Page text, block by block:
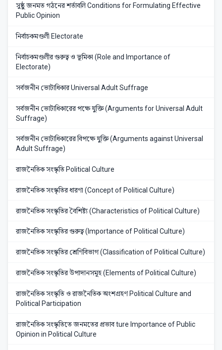
সুষ্ঠু জনমত গঠনের শর্তাবলি Conditions for Formulating Effective
Public Opinion
নির্বাচকমণ্ডলী Electorate
নির্বাচকমণ্ডলীর গুরুত্ব ও ভূমিকা (Role and Importance of
Electorate)
সর্বজনীন ভোটাধিকার Universal Adult Suffrage
সর্বজনীন ভোটাধিকারের পক্ষে যুক্তি (Arguments for Universal Adult
Suffrage)
সর্বজনীন ভোটাধিকারের বিপক্ষে যুক্তি (Arguments against Universal
Adult Suffrage)
রাজনৈতিক সংস্কৃতি Political Culture
রাজনৈতিক সংস্কৃতির ধারণা (Concept of Political Culture)
রাজনৈতিক সংস্কৃতির বৈশিষ্ট্য (Characteristics of Political Culture)
রাজনৈতিক সংস্কৃতির গুরুত্ব (Importance of Political Culture)
রাজনৈতিক সংস্কৃতির শ্রেণিবিভাগ (Classification of Political Culture)
রাজনৈতিক সংস্কৃতির উপাদানসমূহ (Elements of Political Culture)
রাজনৈতিক সংস্কৃতি ও রাজনৈতিক অংশগ্রহণ Political Culture and
Political Participation
রাজনৈতিক সংস্কৃতিতে জনমতের প্রভাব ture Importance of Public
Opinion in Political Culture